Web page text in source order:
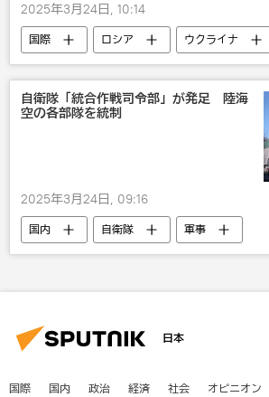
2025年3月24日, 10:14
国際 ロシア
ウクライナ
米国
自衛隊「統合作戦司令部」が発足 陸海
空の各部隊を統制
2025年3月24日, 09:16
国内 自衛隊 軍事
日本
国際 国内 政治 経済 社会 オピニオン